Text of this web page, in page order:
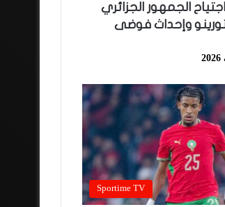
الجمهور الجزائري
وإحداث فوضى
Sportime TV